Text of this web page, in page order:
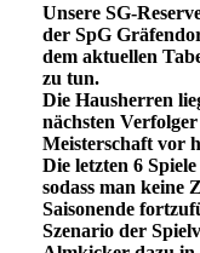
Unsere SG-
der SpG
dem aktuellen
zu tun.
Die Hausherren
nächsten
Meisterschaft vor
Die letzten 6
sodass man keine
Saisonende
Szenario der